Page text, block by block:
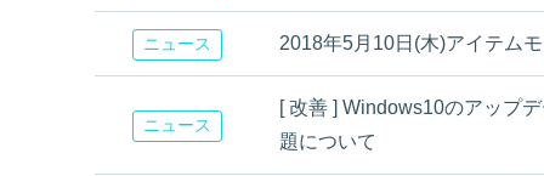
ニュース 2018年5月10日(木)アイテム
ニュース
[ 改善 ] Windows10のアップ
題について